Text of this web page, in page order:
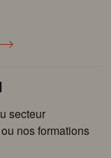
secteur
nos formations